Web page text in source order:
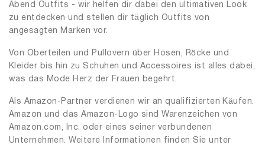
Abend Outfits - wir helfen dir dabei den ultimativen Look
zu entdecken und stellen dir täglich Outfits von
angesagten Marken vor.
Von Oberteilen und Pullovern über Hosen, Röcke und
Kleider bis hin zu Schuhen und Accessoires ist alles dabei,
was das Mode Herz der Frauen begehrt.
Als Amazon-Partner verdienen wir an qualifizierten Käufen.
Amazon und das Amazon-Logo sind Warenzeichen von
Amazon.com, Inc. oder eines seiner verbundenen
Unternehmen. Weitere Informationen finden Sie unter